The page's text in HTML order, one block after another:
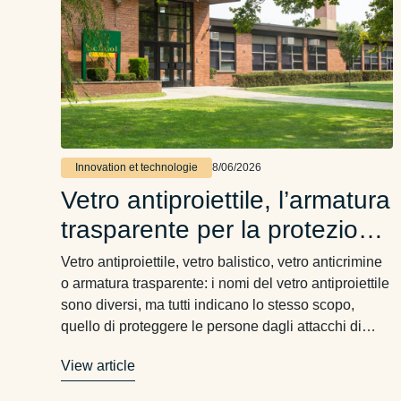
Innovation et technologie 8/06/2026
Vetro antiproiettile, l’armatura
trasparente per la protezione
delle persone
Vetro antiproiettile, vetro balistico, vetro anticrimine
o armatura trasparente: i nomi del vetro antiproiettile
sono diversi, ma tutti indicano lo stesso scopo,
quello di proteggere le persone dagli attacchi di
qualcuno noi rispondiamo con un prodotto specifico:
View article